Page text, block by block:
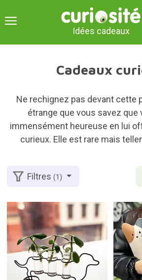
Idées cadeaux
Cadeaux
Ne rechignez pas devant cette
étrange que vous savez que
immensément heureuse en lui
curieux. Elle est rare mais
Filtres(1)